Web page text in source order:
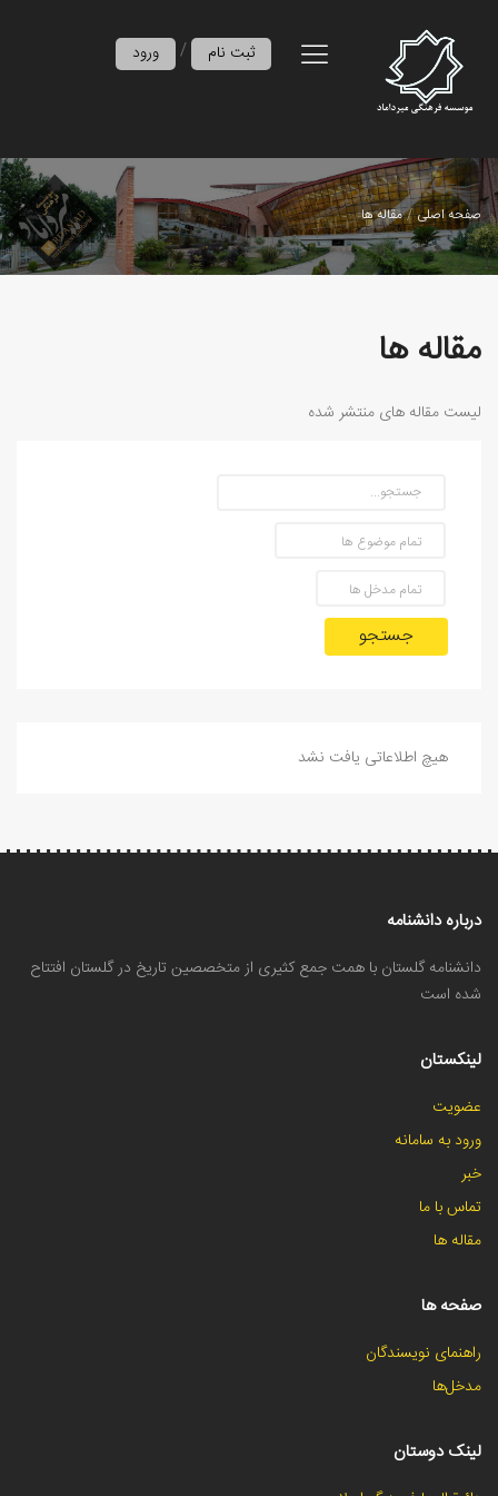
ورود / ثبت نام
صفحه اصلی مقاله ها
مقاله ها
لیست مقاله های منتشر شده
جستجو
هیچ اطلاعاتی یافت نشد
درباره دانشنامه
دانشنامه گلستان با همت جمع کثیری از متخصصین تاریخ در گلستان افتتاح
شده است
لینکستان
عضویت
ورود به سامانه
خبر
تماس با ما
مقاله ها
صفحه ها
راهنمای نویسندگان
مدخل‌ها
لینک دوستان